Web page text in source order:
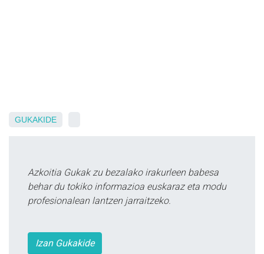
GUKAKIDE
Azkoitia Gukak zu bezalako irakurleen babesa
behar du tokiko informazioa euskaraz eta modu
profesionalean lantzen jarraitzeko.
Izan Gukakide